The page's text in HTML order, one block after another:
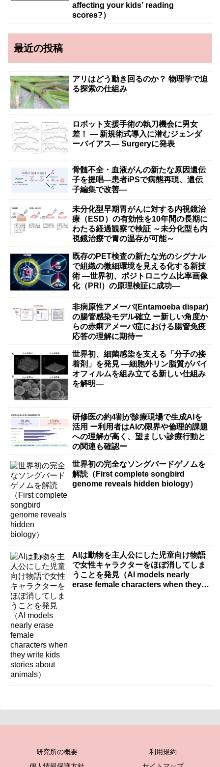
affecting your kids’ reading
scores?）
最近の投稿
アリはどう動き回るのか？ 物理学で迫
る探索の仕組み
ロボット支援手術の執刀機会に男女
差！ — 新規術式導入に潜むジェンダ
ーバイアス— Surgeryに発表
骨髄不全・血液がんの新たな原因遺伝
子を提唱―患者iPSで病態再現、遺伝
子編集で改善―
未分化型早期胃がんに対する内視鏡治
療（ESD）の有効性を10年間の長期に
わたる経過観察で検証 ～未分化型も内
視鏡治療で胃の温存が可能～
既存のPET検査の新たな光のシグナル
で組織の微細環境を見える化する新技
術 ―世界初、ポジトロニウム比率画像
化（PRI）の原理検証に成功―
非病原性アメーバ(Entamoeba dispar)
の腸管感染モデル確立 ー新しい角度か
らの赤痢アメーバ症における腸管免疫
応答の理解に期待ー
世界初、細菌感染を支える「分子の接
着剤」を発見 ―細胞外リン脂質がバイ
オフィルムを組み立てる新しい仕組み
を解明―
研修医の約4割が診療現場で生成AIを
活用 ー利用者はAIの限界や倫理的課題
への理解が高く、望ましい診療行動と
の関連も確認ー
世界初の完全なソングバードゲノムを
解読（First complete songbird
genome reveals hidden biology）
AIは動物を主人公にした児童向け物語
で女性キャラクターをほぼ消してしま
うことを発見（AI models nearly
erase female characters when they
研究所の概要
利用規約